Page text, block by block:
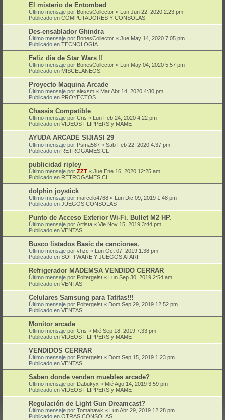
El misterio de Entombed
Último mensaje por BonesCollector « Lun Jun 22, 2020 2:23 pm
Publicado en COMPUTADORES Y CONSOLAS
Des-ensablador Ghindra
Último mensaje por BonesCollector « Jue May 14, 2020 7:05 pm
Publicado en TECNOLOGIA
Feliz dia de Star Wars !!
Último mensaje por BonesCollector « Lun May 04, 2020 5:57 pm
Publicado en MISCELANEOS
Proyecto Maquina Arcade
Último mensaje por alexsm « Mar Abr 14, 2020 4:30 pm
Publicado en PROYECTOS
Chassis Compatible
Último mensaje por Cris « Lun Feb 24, 2020 4:22 pm
Publicado en VIDEOS FLIPPERS y MAME
AYUDA ARCADE SIJIASI 29
Último mensaje por Psma587 « Sab Feb 22, 2020 4:37 pm
Publicado en RETROGAMES.CL
publicidad ripley
Último mensaje por ZZT « Jue Ene 16, 2020 12:25 am
Publicado en RETROGAMES.CL
dolphin joystick
Último mensaje por marcelo4768 « Lun Dic 09, 2019 1:48 pm
Publicado en JUEGOS CONSOLAS
Punto de Acceso Exterior Wi-Fi. Bullet M2 HP.
Último mensaje por Artista « Vie Nov 15, 2019 3:44 pm
Publicado en VENTAS
Busco listados Basic de canciones.
Último mensaje por vhzc « Lun Oct 07, 2019 1:38 pm
Publicado en SOFTWARE Y JUEGOS ATARI
Refrigerador MADEMSA VENDIDO CERRAR
Último mensaje por Poltergeist « Lun Sep 30, 2019 2:54 am
Publicado en VENTAS
Celulares Samsung para Tatitas!!!
Último mensaje por Poltergeist « Dom Sep 29, 2019 12:52 pm
Publicado en VENTAS
Monitor arcade
Último mensaje por Cris « Mié Sep 18, 2019 7:33 pm
Publicado en VIDEOS FLIPPERS y MAME
VENDIDOS CERRAR
Último mensaje por Poltergeist « Dom Sep 15, 2019 1:23 pm
Publicado en VENTAS
Saben donde venden muebles arcade?
Último mensaje por Dabukyx « Mié Ago 14, 2019 3:59 pm
Publicado en VIDEOS FLIPPERS y MAME
Regulación de Light Gun Dreamcast?
Último mensaje por Tomahawk « Lun Abr 29, 2019 12:28 pm
Publicado en OTRAS CONSOLAS